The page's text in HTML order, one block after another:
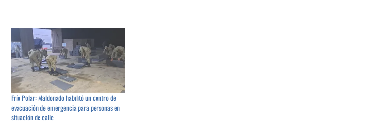
Frío Polar: Maldonado habilitó un centro de
evacuación de emergencia para personas en
situación de calle